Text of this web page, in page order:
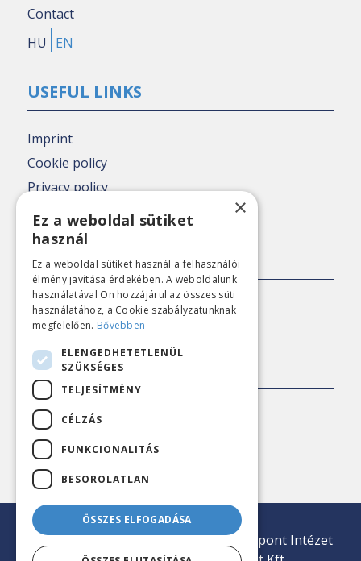
Contact
HU
EN
USEFUL LINKS
Imprint
Cookie policy
Privacy policy
Nézőpont archive
PRESS CONTACT
E-mail:sajto@nezopont.hu
CONTACT
Address: 1143 Budapest, Ilka utca 45
Phone:+36 20 407 1812
E-mail:iroda@nezopont.hu
© 2026 Minden jog fenntartva | Nézőpont Intézet
×
Ez a weboldal sütiket
használ
Ez a weboldal sütiket használ a felhasználói
élmény javítása érdekében. A weboldalunk
használatával Ön hozzájárul az összes süti
használatához, a Cookie szabályzatunknak
megfelelően. Bővebben
ELENGEDHETETLENÜL
SZÜKSÉGES
TELJESÍTMÉNY
CÉLZÁS
FUNKCIONALITÁS
BESOROLATLAN
ÖSSZES ELFOGADÁSA